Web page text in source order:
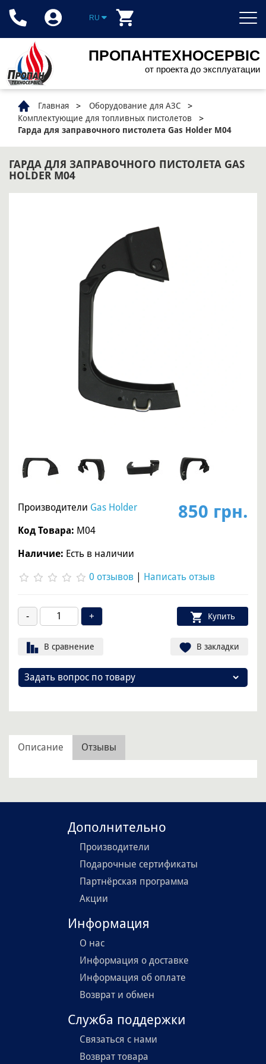
ПРОПАНТЕХНОСЕРВІС
от проекта до эксплуатации
RU
Главная
Оборудование для АЗС
Комплектующие для топливных пистолетов
Гарда для заправочного пистолета Gas Holder M04
ГАРДА ДЛЯ ЗАПРАВОЧНОГО ПИСТОЛЕТА GAS
HOLDER M04
850 грн.
Производители Gas Holder
Код Товара: M04
Наличие: Есть в наличии
0 отзывов Написать отзыв
Купить
В сравнение В закладки
Задать вопрос по товару
Описание Отзывы
Дополнительно
Производители
Подарочные сертификаты
Партнёрская программа
Акции
Информация
О нас
Информация о доставке
Информация об оплате
Возврат и обмен
Служба поддержки
Связаться с нами
Возврат товара